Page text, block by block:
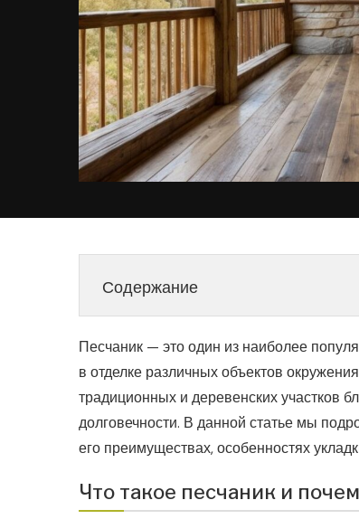
Содержание
Песчаник — это один из наиболее
в отделке различных объектов
традиционных и деревенских участков
долговечности. В данной статье мы
его преимуществах, особенностях
Что такое песчаник и